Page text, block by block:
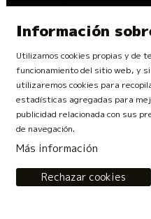
Información
Utilizamos cookies propias y de
funcionamiento del sitio web, y
utilizaremos cookies para
estadísticas agregadas para
publicidad relacionada con sus
de navegación.
Más información
Rechazar cookies